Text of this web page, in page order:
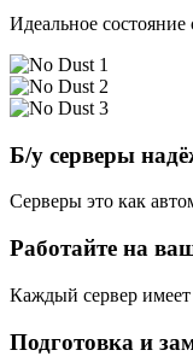
Идеальное
Б/у серверы
Серверы это как
Работайте на
Каждый сервер
Подготовка и